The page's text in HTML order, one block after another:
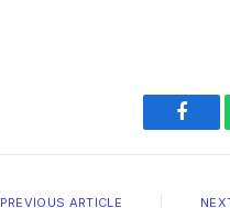
PREVIOUS ARTICLE